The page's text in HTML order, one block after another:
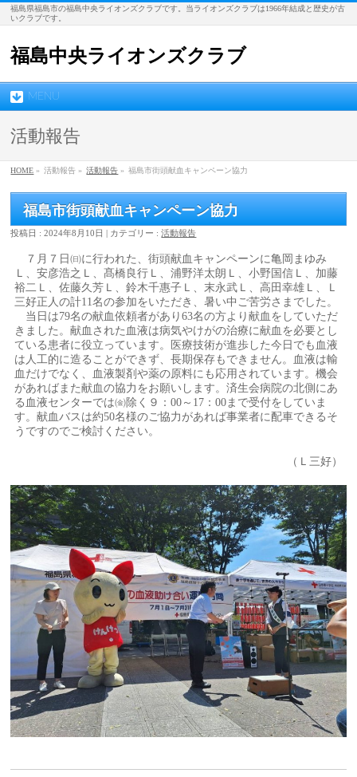
福島県福島市の福島中央ライオンズクラブです。当ライオンズクラブは1966年結成と歴史が古
いクラブです。
福島中央ライオンズクラブ
MENU
活動報告
HOME » 活動報告 » 活動報告 » 福島市街頭献血キャンペーン協力
福島市街頭献血キャンペーン協力
投稿日 : 2024年8月10日 カテゴリー :活動報告
７月７日㈰に行われた、街頭献血キャンペーンに亀岡まゆみ
Ｌ、安彦浩之Ｌ、髙橋良行Ｌ、浦野洋太朗Ｌ、小野国信Ｌ、加藤
裕二Ｌ、佐藤久芳Ｌ、鈴木千惠子Ｌ、末永武Ｌ、高田幸雄Ｌ、Ｌ
三好正人の計11名の参加をいただき、暑い中ご苦労さまでした。
当日は79名の献血依頼者があり63名の方より献血をしていただ
きました。献血された血液は病気やけがの治療に献血を必要とし
ている患者に役立っています。医療技術が進歩した今日でも血液
は人工的に造ることができず、長期保存もできません。血液は輸
血だけでなく、血液製剤や薬の原料にも応用されています。機会
があればまた献血の協力をお願いします。済生会病院の北側にあ
る血液センターでは㈮除く９：00～17：00まで受付をしていま
す。献血バスは約50名様のご協力があれば事業者に配車できるそ
うですのでご検討ください。
（Ｌ三好）